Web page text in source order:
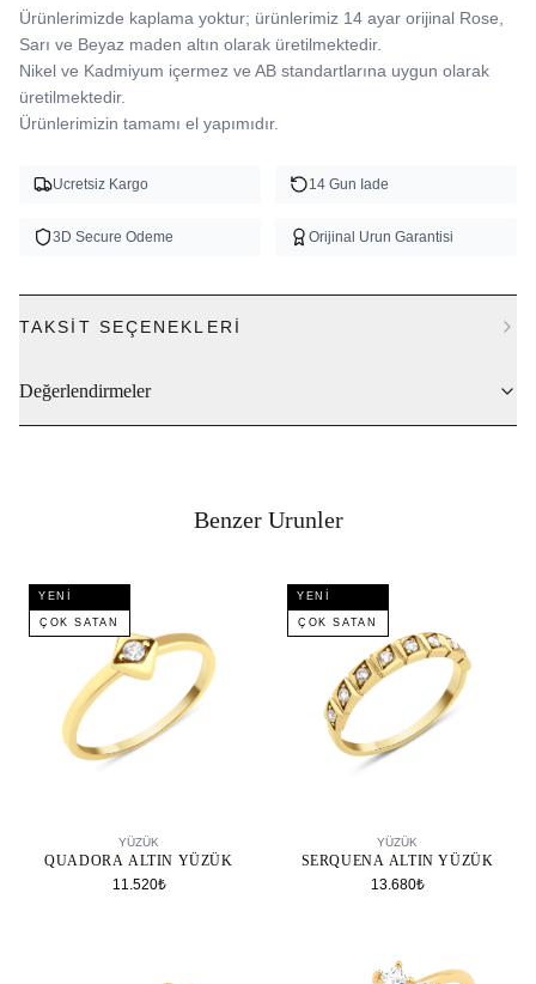
Ürünlerimizde kaplama yoktur; ürünlerimiz 14 ayar orijinal Rose,
Sarı ve Beyaz maden altın olarak üretilmektedir.
Nikel ve Kadmiyum içermez ve AB standartlarına uygun olarak
üretilmektedir.
Ürünlerimizin tamamı el yapımıdır.
Ucretsiz Kargo 14 Gun Iade
3D Secure Odeme Orijinal Urun Garantisi
TAKSIT SEÇENEKLERI
Değerlendirmeler
Benzer Urunler
YENI
ÇOK SATAN
YÜZÜK
QUADORA ALTIN YÜZÜK
11.520₺
YENI
ÇOK SATAN
YÜZÜK
SERQUENA ALTIN YÜZÜK
13.680₺